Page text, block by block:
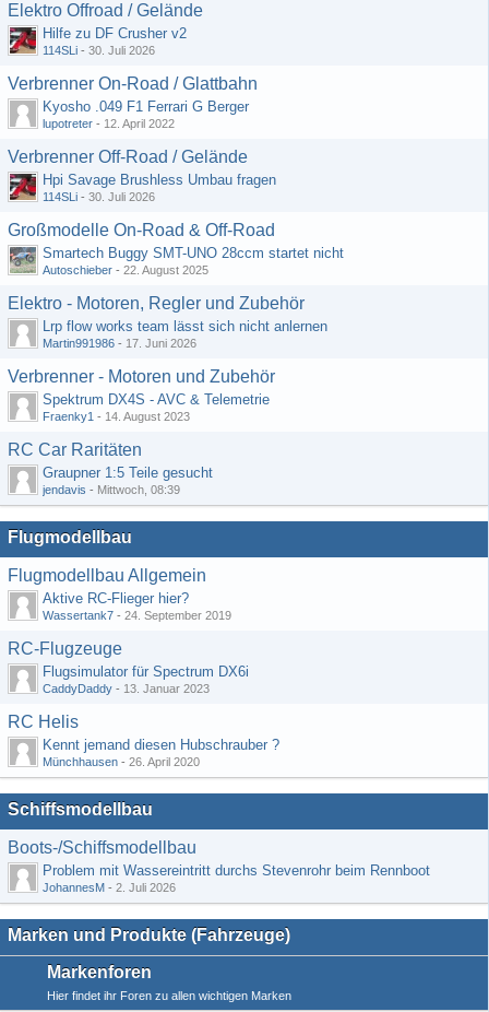
Elektro Offroad / Gelände
Hilfe zu DF Crusher v2
114SLi - 30. Juli 2026
Verbrenner On-Road / Glattbahn
Kyosho .049 F1 Ferrari G Berger
lupotreter - 12. April 2022
Verbrenner Off-Road / Gelände
Hpi Savage Brushless Umbau fragen
114SLi - 30. Juli 2026
Großmodelle On-Road & Off-Road
Smartech Buggy SMT-UNO 28ccm startet nicht
Autoschieber - 22. August 2025
Elektro - Motoren, Regler und Zubehör
Lrp flow works team lässt sich nicht anlernen
Martin991986 - 17. Juni 2026
Verbrenner - Motoren und Zubehör
Spektrum DX4S - AVC & Telemetrie
Fraenky1 - 14. August 2023
RC Car Raritäten
Graupner 1:5 Teile gesucht
jendavis - Mittwoch, 08:39
Flugmodellbau
Flugmodellbau Allgemein
Aktive RC-Flieger hier?
Wassertank7 - 24. September 2019
RC-Flugzeuge
Flugsimulator für Spectrum DX6i
CaddyDaddy - 13. Januar 2023
RC Helis
Kennt jemand diesen Hubschrauber ?
Münchhausen - 26. April 2020
Schiffsmodellbau
Boots-/Schiffsmodellbau
Problem mit Wassereintritt durchs Stevenrohr beim Rennboot
JohannesM - 2. Juli 2026
Marken und Produkte (Fahrzeuge)
Markenforen
Hier findet ihr Foren zu allen wichtigen Marken